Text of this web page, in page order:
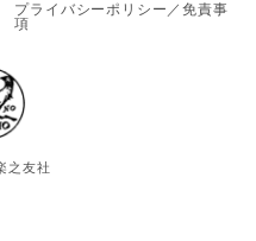
プライバシーポリシー／免責事
項
之友社